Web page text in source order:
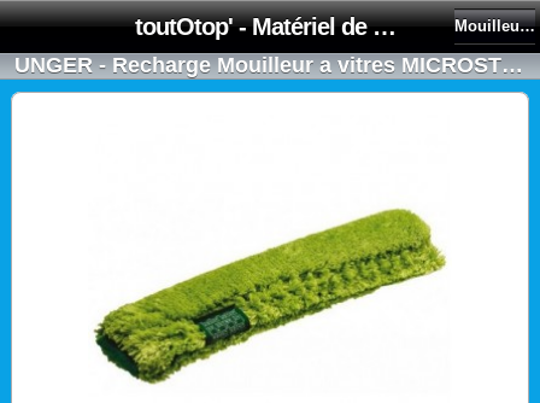
toutOtop' - Matériel de nettoyage, produit d'entretien, lubrifiant pour professionnel et particulier Mouilleurs et Supports
UNGER - Recharge Mouilleur a vitres MICROSTRIP en 55cm